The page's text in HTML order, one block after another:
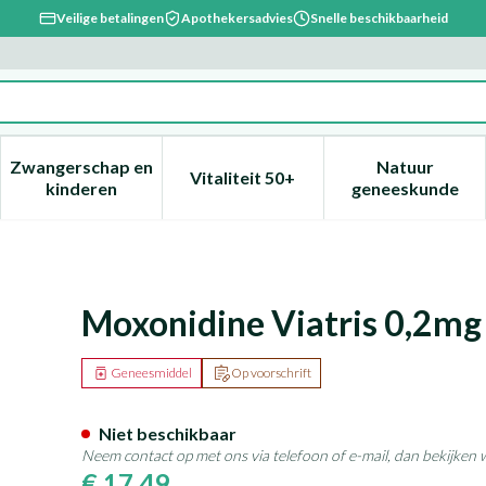
Veilige betalingen Apothekersadvies Snelle beschikbaarheid
verzorging en hygiëne categorie
voor Dieet, voeding en vitamines categorie
Zwangerschap en
kinderenToon submenu voor Zwangerschap en kinderen
Vitaliteit 50+Toon submenu voor Vitaliteit
Natuur
geneeskunde
Toon
Tabl 98
Moxonidine Viatris
Op voorschrift
Geneesmiddel
Niet beschikbaar
Neem contact op met ons via telefoon of e-mail, dan bekijken